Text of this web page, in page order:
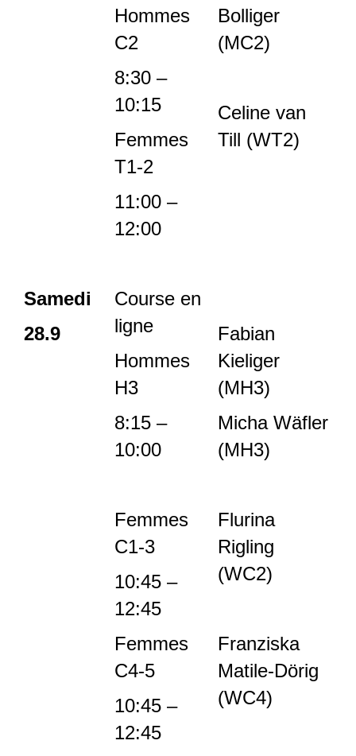
Hommes
C2
8:30 –
10:15
Femmes
T1-2
11:00 –
12:00
Bolliger
(MC2)
Celine van
Till (WT2)
Samedi
28.9
Course en
ligne
Hommes
H3
8:15 –
10:00
Femmes
C1-3
10:45 –
12:45
Femmes
C4-5
10:45 –
12:45
Fabian
Kieliger
(MH3)
Micha Wäfler
(MH3)
Flurina
Rigling
(WC2)
Franziska
Matile-Dörig
(WC4)